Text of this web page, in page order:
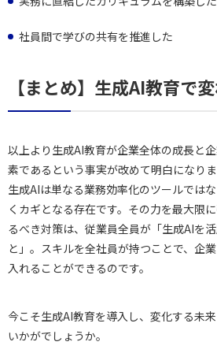
社員間で学びの共有を推進した
【まとめ】生成AI教育で
以上より生成AI教育が企業全体の成長と
素であるという事実が改めて明白になりま
生成AIは単なる業務効率化のツールでは
くカギとなる存在です。その力を最大限
るべき対策は、従業員全員が「生成AIを
と」。スキルを全社員が持つことで、企
入れることができるのです。
今こそ生成AI教育を導入し、変化する未
いかがでしょうか。